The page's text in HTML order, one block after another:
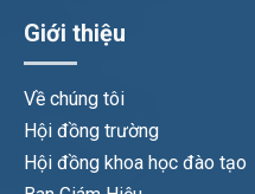
Giới thiệu
Về chúng tôi
Hội đồng trường
Hội đồng khoa học đào tạo